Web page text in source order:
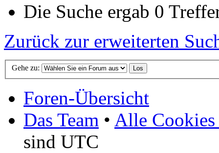
Die Suche ergab 0
Zurück zur erweiterten
Gehe zu:
Foren-Übersicht
Das Team • Alle Cookies
sind UTC